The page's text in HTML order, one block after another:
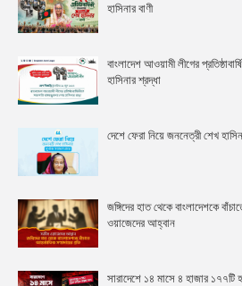
হাসিনার বাণী
বাংলাদেশ আওয়ামী লীগের
হাসিনার শ্রদ্ধা
দেশে ফেরা নিয়ে জননেত্রী শেখ
জঙ্গিদের হাত থেকে বাংলাদেশকে
ওয়াজেদের আহ্বান
সারাদেশে ১৪ মাসে ৪ হাজার